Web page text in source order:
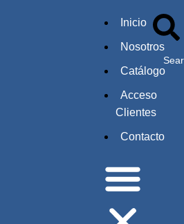
Inicio
Nosotros
Catálogo
Acceso
Clientes
Contacto